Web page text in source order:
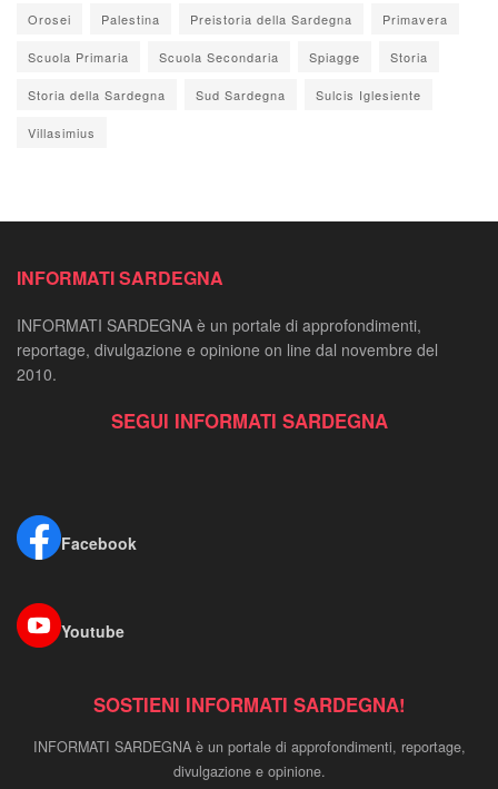
Orosei Palestina Preistoria della Sardegna Primavera
Scuola Primaria Scuola Secondaria Spiagge Storia
Storia della Sardegna Sud Sardegna Sulcis Iglesiente
Villasimius
INFORMATI SARDEGNA
INFORMATI SARDEGNA è un portale di approfondimenti,
reportage, divulgazione e opinione on line dal novembre del
2010.
SEGUI INFORMATI SARDEGNA
Facebook
Youtube
SOSTIENI INFORMATI SARDEGNA!
INFORMATI SARDEGNA è un portale di approfondimenti, reportage,
divulgazione e opinione.